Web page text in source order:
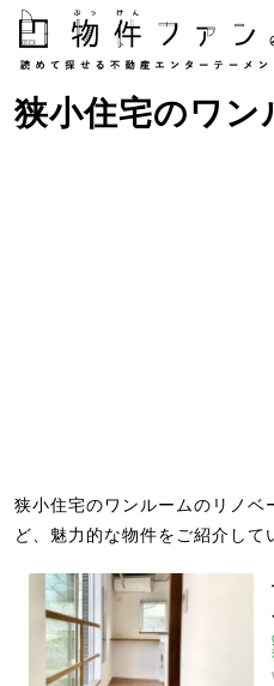
狭小住宅のワン
狭小住宅のワンルームのリノ
ど、魅力的な物件をご紹介して